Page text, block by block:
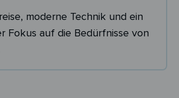
moderne Technik und ein
Fokus auf die Bedürfnisse von